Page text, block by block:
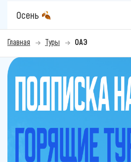
Осень
Главная Туры ОАЭ